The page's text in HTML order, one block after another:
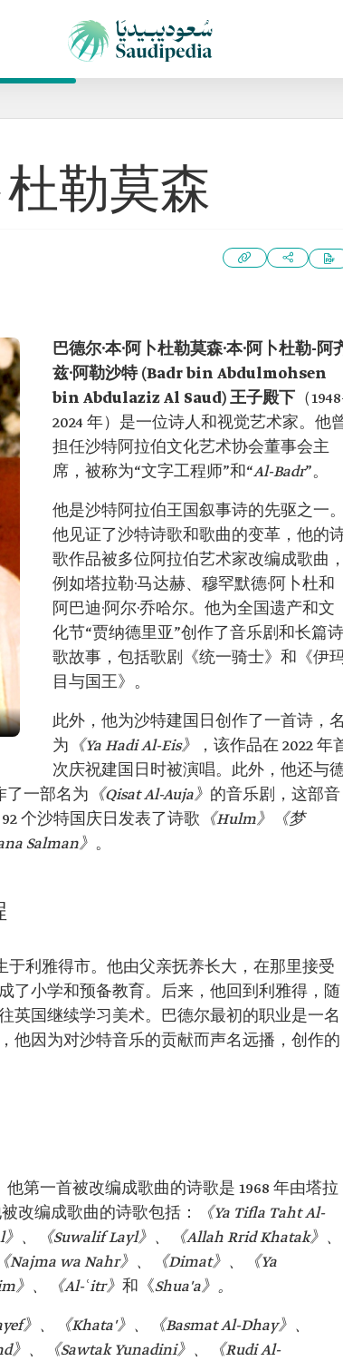
杜勒莫森
巴德尔·本·阿卜杜勒莫森·本·阿卜杜勒-阿
兹·阿勒沙特 (Badr bin Abdulmohsen
bin Abdulaziz Al Saud) 王子殿下 （
2024 年）是一位诗人和视觉艺术家。他
担任沙特阿拉伯文化艺术协会董事会主
席，被称为“文字工程师”和“Al-Badr”。
他是沙特阿拉伯王国叙事诗的先驱之一
他见证了沙特诗歌和歌曲的变革，他的
歌作品被多位阿拉伯艺术家改编成歌曲
例如塔拉勒·马达赫‏、穆罕默德·阿卜杜和
阿巴迪·阿尔·乔哈尔。他为全国遗产和文
化节“贾纳德里亚”创作了音乐剧和长篇诗
歌故事，包括歌剧《统一骑士》和《伊
目与国王》。
此外，他为沙特建国日创作了一首诗，
为 《Ya Hadi Al-Eis》
，该作品在 2022 年
次庆祝建国日时被演唱。此外，他还与
了一部名为 《Qisat Al-Auja》 的音乐剧，这部音
个沙特国庆日发表了诗歌 《Hulm》 《梦
Salman》 。
于利雅得市。他由父亲抚养长大，在那里接受
了小学和预备教育。后来，他回到利雅得，随
英国继续学习美术。巴德尔最初的职业是一名
他因为对沙特音乐的贡献而声名远播，创作的
第一首被改编成歌曲的诗歌是 1968 年由塔拉
改编成歌曲的诗歌包括：
《Ya Tifla Taht Al-
、《Suwalif Layl》、《Allah Rrid Khatak》、
Najma wa Nahr》、《Dimat》、《Ya
》、《Al-ʿitr》 和 《Shua'a》。
》、《Khata'》、《Basmat Al-Dhay》、
》、《Sawtak Yunadini》、《Rudi Al-